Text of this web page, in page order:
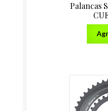
Palancas